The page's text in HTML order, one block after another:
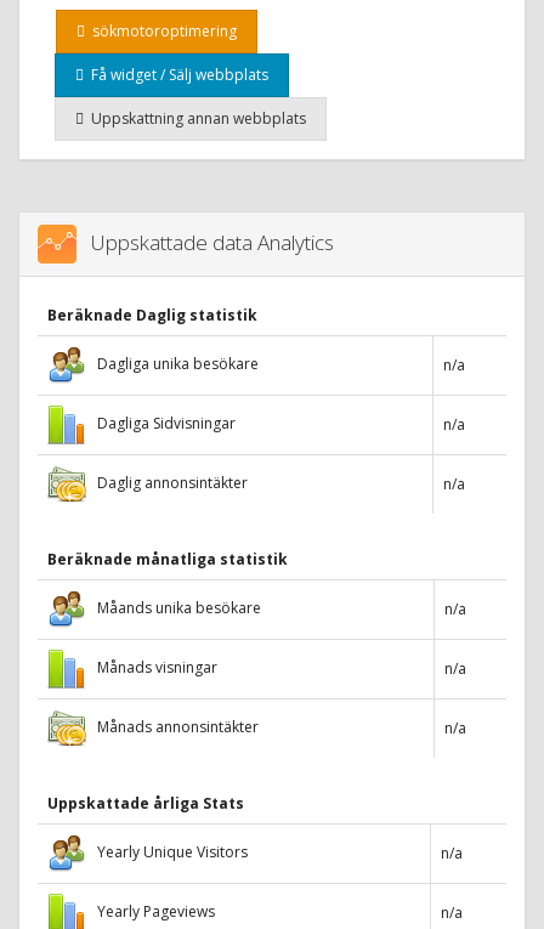
sökmotoroptimering
Få widget / Sälj webbplats
Uppskattning annan webbplats
Uppskattade data Analytics
Beräknade Daglig statistik
Dagliga unika besökare n/a
Dagliga Sidvisningar n/a
Daglig annonsintäkter n/a
Beräknade månatliga statistik
Måands unika besökare n/a
Månads visningar n/a
Månads annonsintäkter n/a
Uppskattade årliga Stats
Yearly Unique Visitors n/a
Yearly Pageviews n/a